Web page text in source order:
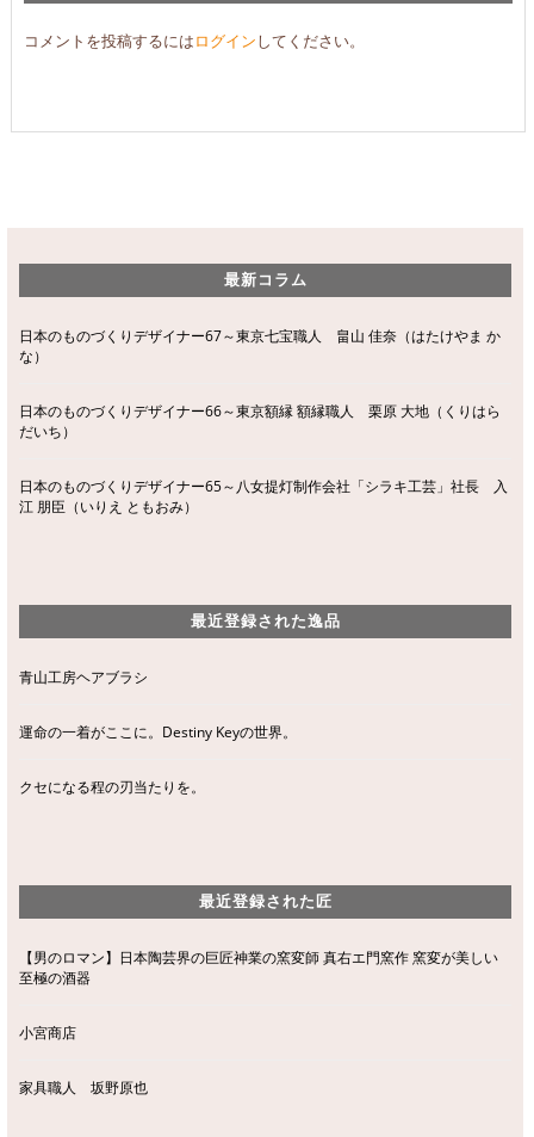
コメントを投稿するにはログインしてください。
最新コラム
日本のものづくりデザイナー67～東京七宝職人 畠山 佳奈（はたけやま か
な）
日本のものづくりデザイナー66～東京額縁 額縁職人 栗原 大地（くりはら
だいち）
日本のものづくりデザイナー65～八女提灯制作会社「シラキ工芸」社長 入
江 朋臣（いりえ ともおみ）
最近登録された逸品
青山工房ヘアブラシ
運命の一着がここに。Destiny Keyの世界。
クセになる程の刃当たりを。
最近登録された匠
【男のロマン】日本陶芸界の巨匠神業の窯変師 真右エ門窯作 窯変が美しい
至極の酒器
小宮商店
家具職人 坂野原也